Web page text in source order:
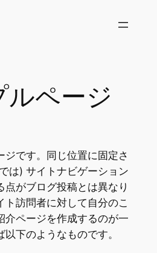
ルページ
ジです。同じ位置に固定さ
は) サイトナビゲーション
点がブログ投稿とは異なり
ト訪問者に対して自分のこ
介ページを作成するのが一
下のようなものです。